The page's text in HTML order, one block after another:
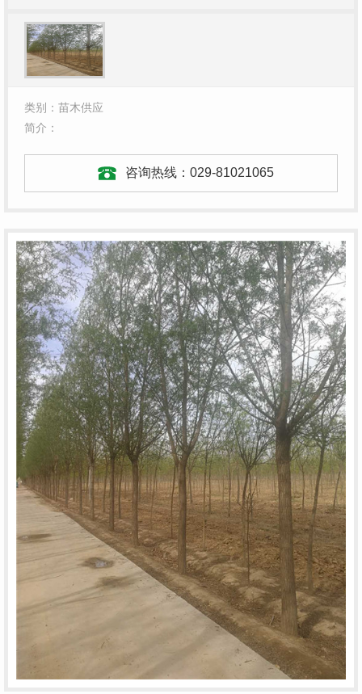
类别：苗木供应
简介：
咨询热线： 029-81021065